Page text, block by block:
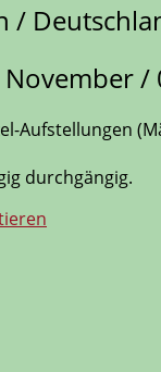
/
November /
Aufstellungen
durchgängig.